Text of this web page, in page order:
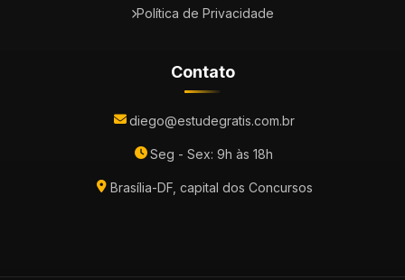
Política de Privacidade
Contato
diego@estudegratis.com.br
Seg - Sex: 9h às 18h
Brasília-DF, capital dos Concursos